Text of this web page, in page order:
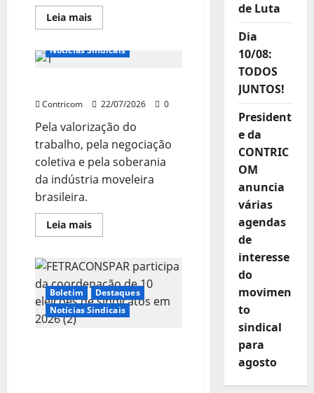
Leia maisLeia
mais
ENCONTRO
A
E
A
UNIÃO
DOS
TRABALHADORES
Destaques
Notícias de Entidades
Notícias Sindicais
Contricom 22/07/2026 0
Pela valorização do
trabalho, pela negociação
coletiva e pela soberania
da indústria moveleira
brasileira.
Leia maisLeia
mais
DE
ARAPONGAS
Boletim
Destaques
Notícias Sindicais
de Luta
Dia
10/08:
TODOS
JUNTOS!
President
e da
CONTRIC
OM
anuncia
várias
agendas
de
interesse
do
movimen
to
sindical
para
agosto